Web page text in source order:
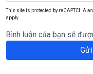
This site is protected by reCAPTCHA
apply.
Bình luận của bạn sẽ